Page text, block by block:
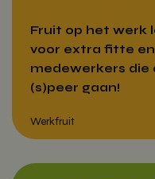
Fruit op het werk
voor extra fitte
medewerkers die
(s)peer gaan!
Werkfruit